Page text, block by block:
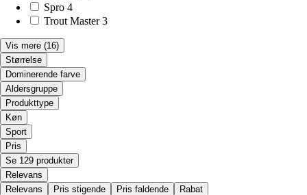
Spro 4
Trout Master 3
Vis mere (16)
Størrelse
Dominerende farve
Aldersgruppe
Produkttype
Køn
Sport
Pris
Se 129 produkter
Relevans
Relevans
Pris stigende Pris faldende Rabat